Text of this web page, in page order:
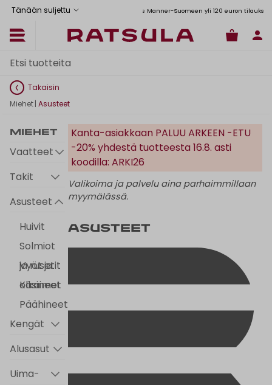
Tänään suljettuToimituskulut alk. 6,90€
Ilmainen toimitus Manner-Suomeen yli 120 euron tilauksiin
Takaisin
Miehet| Asusteet
Miehet
Vaatteet
Takit
Asusteet
Huivit
Solmiot
ja rusetit
Vyöt ja
olkaimet
Käsineet
Päähineet
Kengät
Alusasut
Uima-
Kanta-asiakkaan PALUU ARKEEN -ETU
-20% yhdestä tuotteesta 16.8. asti
koodilla: ARKI26
Valikoima ja palvelu aina parhaimmillaan
myymälässä.
Asusteet